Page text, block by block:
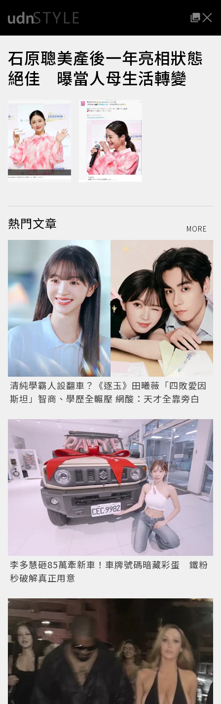
石原聰美產後一年亮相狀態
絕佳 曝當人母生活轉變
熱門文章 MORE
清純學霸人設翻車？《逐玉》田曦薇「四敗愛因
斯坦」智商、學歷全輾壓 網酸：天才全靠旁白
李多慧砸85萬牽新車！車牌號碼暗藏彩蛋 鐵粉
秒破解真正用意